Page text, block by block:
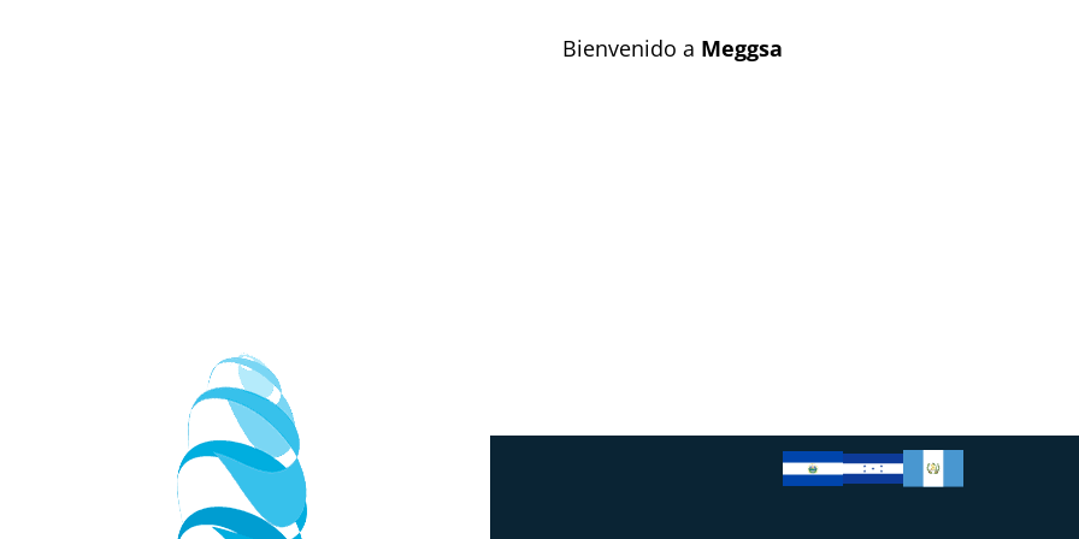
Bienvenido a Meggsa